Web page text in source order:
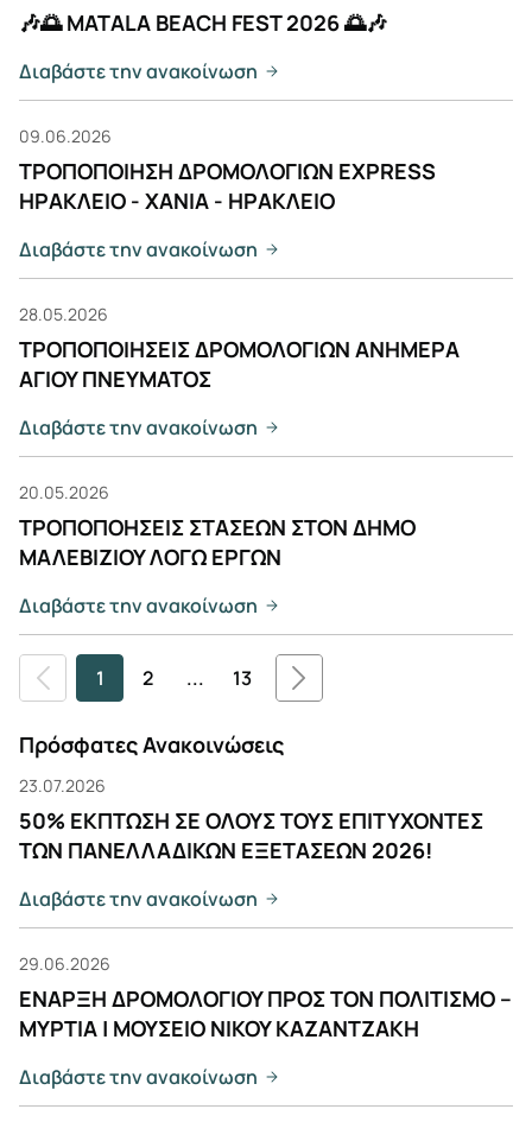
🎶🌅 MATALA BEACH FEST 2026 🌅🎶
Διαβάστε την ανακοίνωση
09.06.2026
ΤΡΟΠΟΠΟΙΗΣΗ ΔΡΟΜΟΛΟΓΙΩΝ EXPRESS
ΗΡΑΚΛΕΙΟ - ΧΑΝΙΑ - ΗΡΑΚΛΕΙΟ
Διαβάστε την ανακοίνωση
28.05.2026
ΤΡΟΠΟΠΟΙΗΣΕΙΣ ΔΡΟΜΟΛΟΓΙΩΝ ΑΝΗΜΕΡΑ
ΑΓΙΟΥ ΠΝΕΥΜΑΤΟΣ
Διαβάστε την ανακοίνωση
20.05.2026
ΤΡΟΠΟΠΟΗΣΕΙΣ ΣΤΑΣΕΩΝ ΣΤΟΝ ΔΗΜΟ
ΜΑΛΕΒΙΖΙΟΥ ΛΟΓΩ ΕΡΓΩΝ
Διαβάστε την ανακοίνωση
1 2 ... 13
Πρόσφατες Ανακοινώσεις
23.07.2026
50% ΕΚΠΤΩΣΗ ΣΕ ΟΛΟΥΣ ΤΟΥΣ ΕΠΙΤΥΧΟΝΤΕΣ
ΤΩΝ ΠΑΝΕΛΛΑΔΙΚΩΝ ΕΞΕΤΑΣΕΩΝ 2026!
Διαβάστε την ανακοίνωση
29.06.2026
ΕΝΑΡΞΗ ΔΡΟΜΟΛΟΓΙΟΥ ΠΡΟΣ ΤΟΝ ΠΟΛΙΤΙΣΜΟ –
ΜΥΡΤΙΑ | ΜΟΥΣΕΙΟ ΝΙΚΟΥ ΚΑΖΑΝΤΖΑΚΗ
Διαβάστε την ανακοίνωση